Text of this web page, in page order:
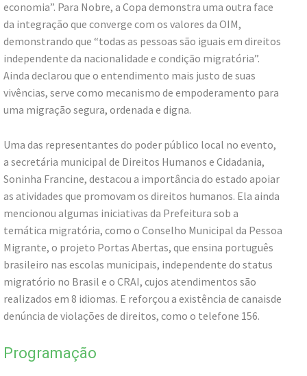
economia”. Para Nobre, a Copa demonstra uma outra face
da integração que converge com os valores da OIM,
demonstrando que “todas as pessoas são iguais em direitos
independente da nacionalidade e condição migratória”.
Ainda declarou que o entendimento mais justo de suas
vivências, serve como mecanismo de empoderamento para
uma migração segura, ordenada e digna.
Uma das representantes do poder público local no evento,
a secretária municipal de Direitos Humanos e Cidadania,
Soninha Francine, destacou a importância do estado apoiar
as atividades que promovam os direitos humanos. Ela ainda
mencionou algumas iniciativas da Prefeitura sob a
temática migratória, como o Conselho Municipal da Pessoa
Migrante, o projeto Portas Abertas, que ensina português
brasileiro nas escolas municipais, independente do status
migratório no Brasil e o CRAI, cujos atendimentos são
realizados em 8 idiomas. E reforçou a existência de canaisde
denúncia de violações de direitos, como o telefone 156.
Programação